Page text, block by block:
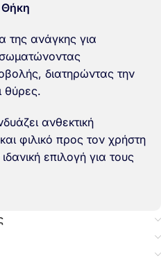
της ανάγκης για
διατηρώντας την
θύρες.
ανθεκτική
φιλικό προς τον χρήστη
επιλογή για τους